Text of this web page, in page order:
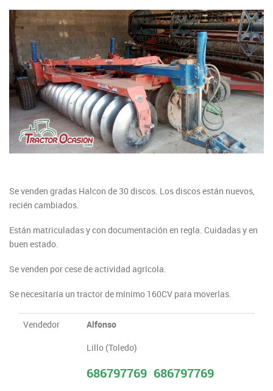
Se venden gradas Halcon de 30 discos. Los discos están nuevos,
recién cambiados.
Están matriculadas y con documentación en regla. Cuidadas y en
buen estado.
Se venden por cese de actividad agrícola.
Se necesitaría un tractor de mínimo 160CV para moverlas.
Vendedor
Alfonso
Lillo (Toledo)
686797769 686797769